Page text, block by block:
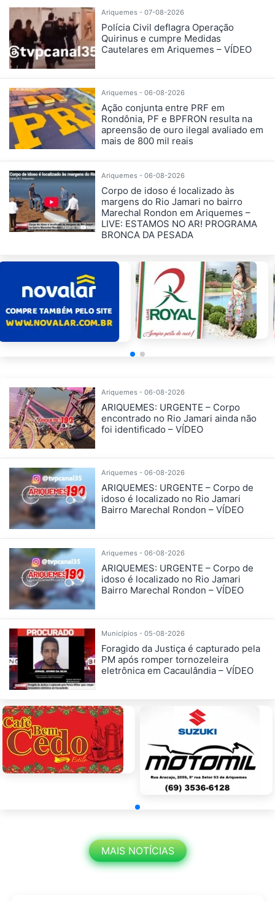
Ariquemes - 07-08-2026
Polícia Civil deflagra Operação
Quirinus e cumpre Medidas
Cautelares em Ariquemes – VÍDEO
Ariquemes - 06-08-2026
Ação conjunta entre PRF em
Rondônia, PF e BPFRON resulta na
apreensão de ouro ilegal avaliado em
mais de 800 mil reais
Ariquemes - 06-08-2026
Corpo de idoso é localizado às
margens do Rio Jamari no bairro
Marechal Rondon em Ariquemes –
LIVE: ESTAMOS NO AR! PROGRAMA
BRONCA DA PESADA
Ariquemes - 06-08-2026
ARIQUEMES: URGENTE – Corpo
encontrado no Rio Jamari ainda não
foi identificado – VÍDEO
Ariquemes - 06-08-2026
ARIQUEMES: URGENTE – Corpo de
idoso é localizado no Rio Jamari
Bairro Marechal Rondon – VÍDEO
Ariquemes - 06-08-2026
ARIQUEMES: URGENTE – Corpo de
idoso é localizado no Rio Jamari
Bairro Marechal Rondon – VÍDEO
Municípios - 05-08-2026
Foragido da Justiça é capturado pela
PM após romper tornozeleira
eletrônica em Cacaulândia – VÍDEO
MAIS NOTÍCIAS